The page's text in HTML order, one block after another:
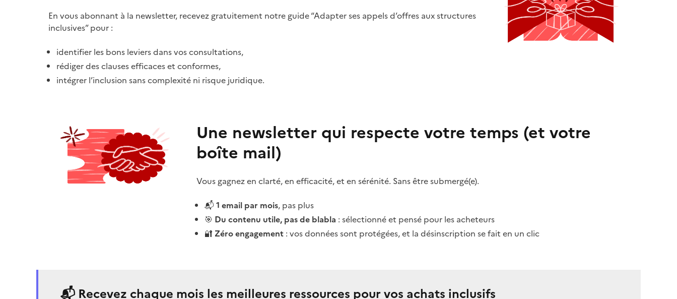
En vous abonnant à la newsletter, recevez gratuitement notre guide “Adapter ses appels d’offres aux structures
inclusives” pour :
identifier les bons leviers dans vos consultations,
rédiger des clauses efficaces et conformes,
intégrer l’inclusion sans complexité ni risque juridique.
Une newsletter qui respecte votre temps (et votre
boîte mail)
Vous gagnez en clarté, en efficacité, et en sérénité. Sans être submergé(e).
📬 1 email par mois, pas plus
🎯 Du contenu utile, pas de blabla : sélectionné et pensé pour les acheteurs
🔐 Zéro engagement : vos données sont protégées, et la désinscription se fait en un clic
📬 Recevez chaque mois les meilleures ressources pour vos achats inclusifs